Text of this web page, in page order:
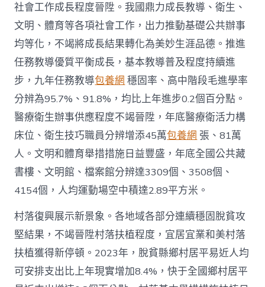
社會工作成長程度晉陞。我國鼎力成長教導、衛生、
文明、體育等各項社會工作，出力推動基礎公共辦事
均等化，不竭將成長結果轉化為美妙生涯品德。推進
任務教導優質平衡成長，基本教導普及程度持續進
步，九年任務教導包養網 穩固率、高中階段毛進學率
分辨為95.7%、91.8%，均比上年進步0.2個百分點。
醫療衛生辦事供應程度不竭晉陞，年底醫療衛活力構
床位、衛生技巧職員分辨增添45萬包養網 張、81萬
人。文明和體育舉措措施日益豐盛，年底全國公共藏
書樓、文明館、檔案館分辨達3309個、3508個、
4154個，人均運動場空中積達2.89平方米。
村落復興展示新景象。各地域各部分連續穩固脫貧攻
堅結果，不竭晉陞村落扶植程度，宜居宜業和美村落
扶植獲得新停頓。2023年，脫貧縣鄉村居平易近人均
可安排支出比上年現實增加8.4%，快于全國鄉村居平